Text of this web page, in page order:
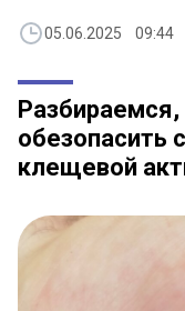
05.06.2025 09:44
обезопасить
клещевой